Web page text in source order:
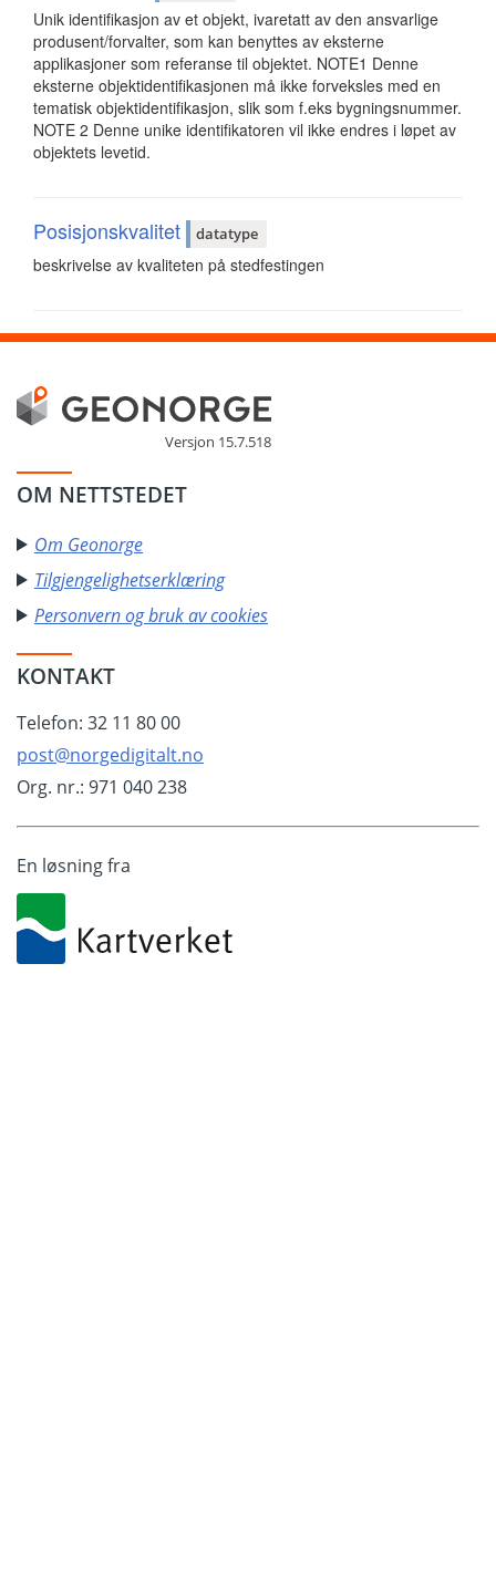
Unik identifikasjon av et objekt, ivaretatt av den ansvarlige
produsent/forvalter, som kan benyttes av eksterne
applikasjoner som referanse til objektet. NOTE1 Denne
eksterne objektidentifikasjonen må ikke forveksles med en
tematisk objektidentifikasjon, slik som f.eks bygningsnummer.
NOTE 2 Denne unike identifikatoren vil ikke endres i løpet av
objektets levetid.
Posisjonskvalitet datatype
beskrivelse av kvaliteten på stedfestingen